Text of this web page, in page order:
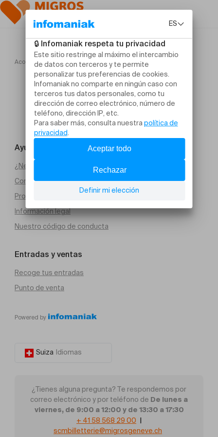
Acogida Sortilèges d’Amour
Ayuda y contacto
¿Necesitas ayuda?
Condiciones generales de venta (PDF)
Protección de datos
Información legal
Nuestro código de conducta
Entradas y ventas
Recoge tus entradas
Punto de venta
Powered by
Suiza Idiomas
¿Tienes alguna pregunta? Te respondemos por
correo electrónico y por teléfono de De lunes a
viernes, de 9:00 a 12:00 y de 13:30 a 17:30
+ 41 58 568 29 00
scmbilletterie@migrosgeneve.ch